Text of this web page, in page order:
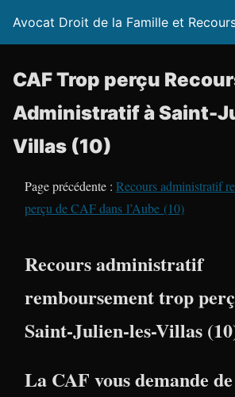
Avocat Droit de la Famille et
CAF Trop perçu
Administratif à Saint-
Villas (10)
Page précédente : Recours administratif
perçu de CAF dans l’Aube (10)
Recours administratif
remboursement trop
Saint-Julien-les-Villas
La CAF vous demande de